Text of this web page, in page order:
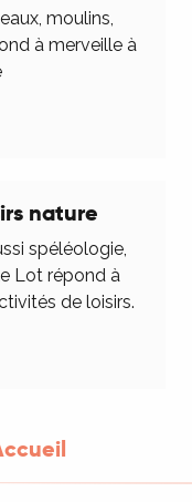
moulins,
à merveille à
nature
spéléologie,
Lot répond à
de loisirs.